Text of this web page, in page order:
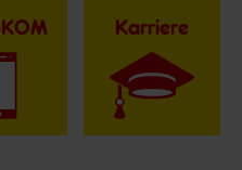
Karriere